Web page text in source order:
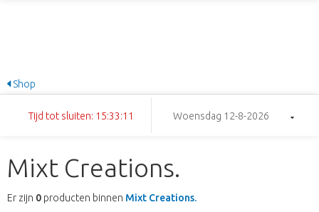
Shop
Tijd tot sluiten: 15:33:11 Woensdag 12-8-2026
Mixt Creations.
Er zijn 0 producten binnen Mixt Creations.